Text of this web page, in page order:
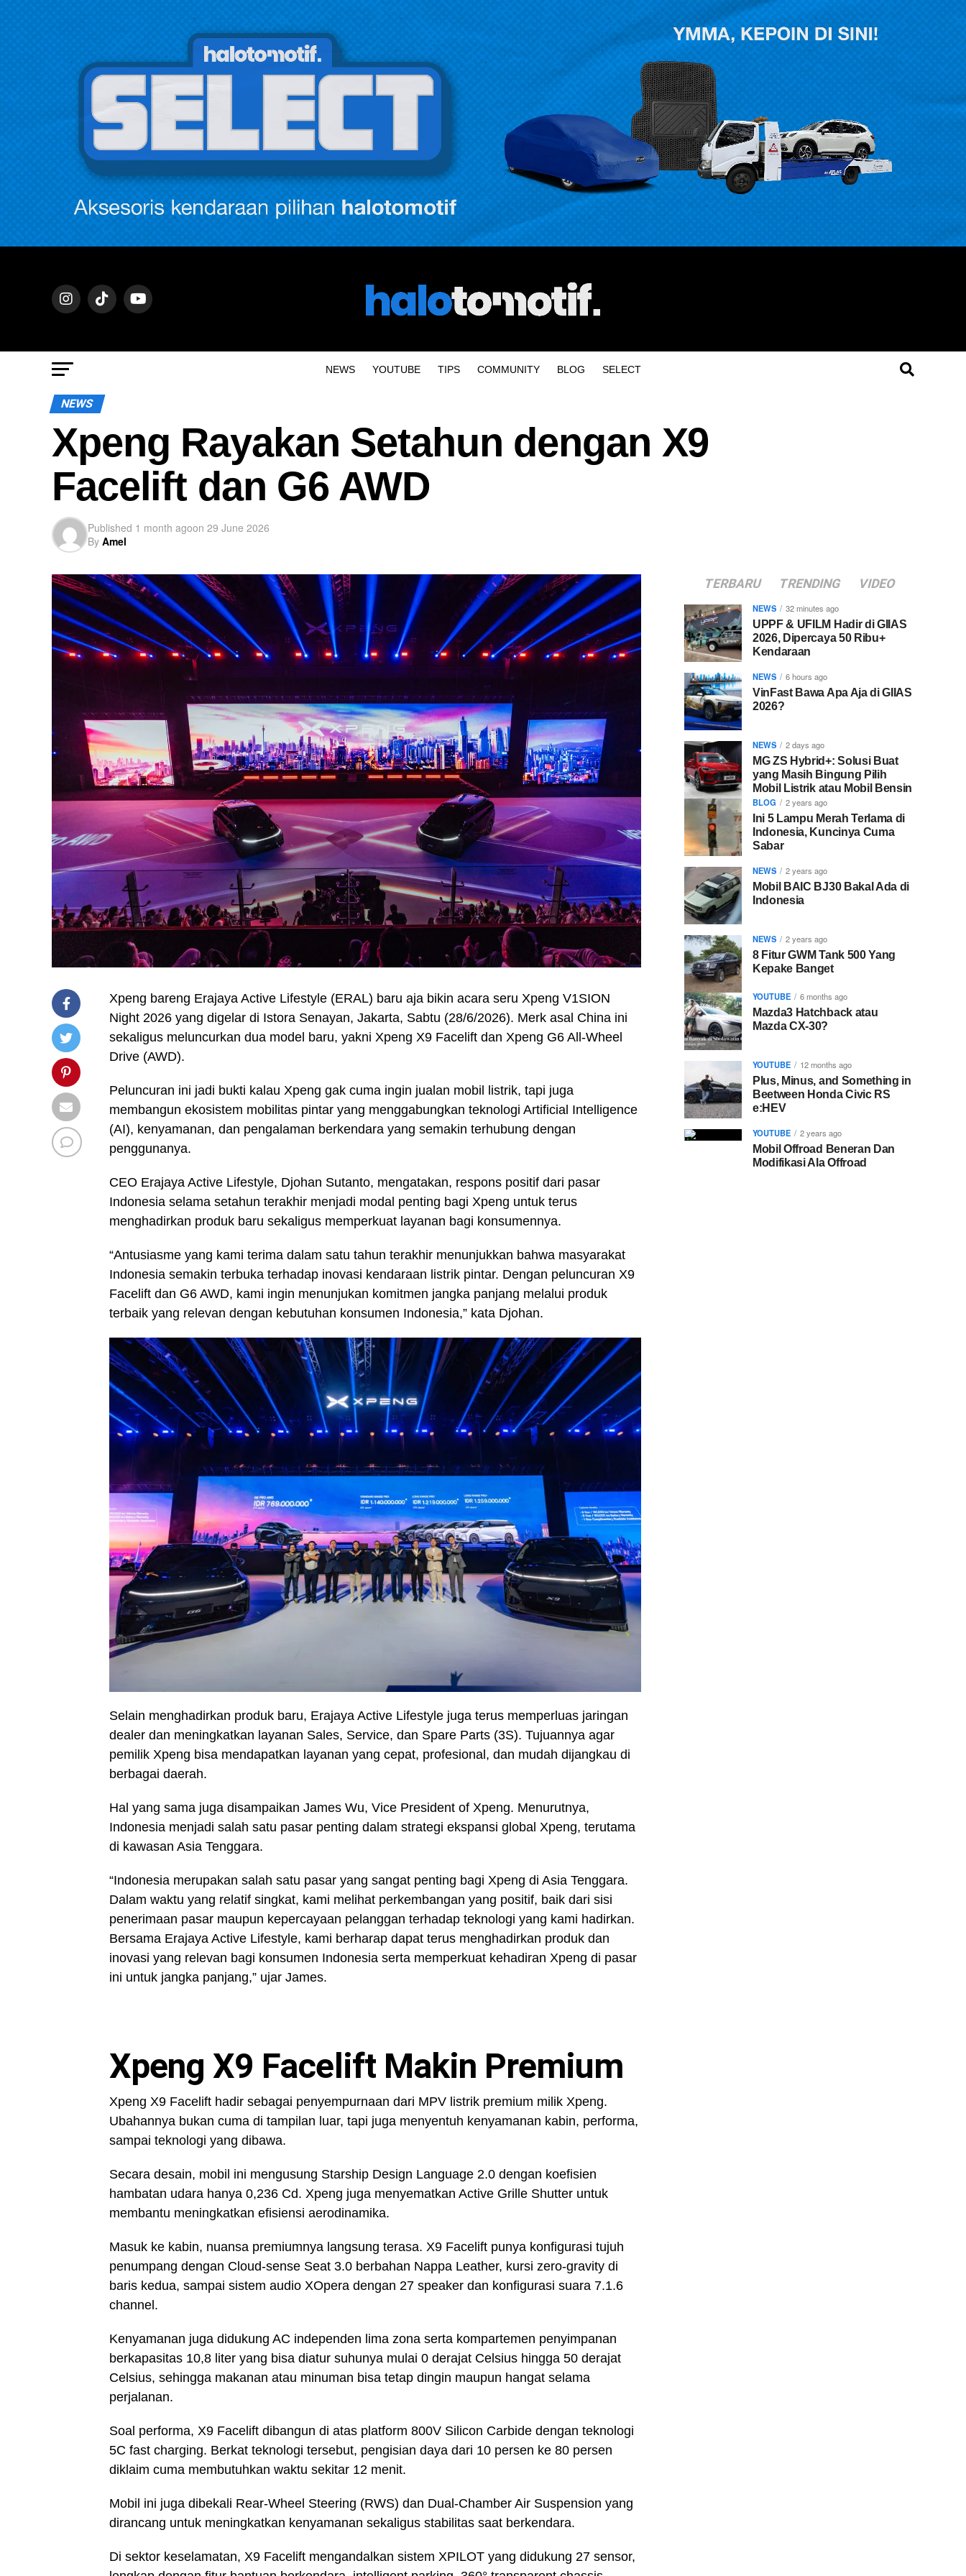
NEWS YOUTUBE TIPS COMMUNITY BLOG SELECT
NEWS
Xpeng Rayakan Setahun dengan X9
Facelift dan G6 AWD
Published 1 month agoon 29 June 2026
By Amel
Xpeng bareng Erajaya Active Lifestyle (ERAL) baru aja bikin acara seru Xpeng V1SION
Night 2026 yang digelar di Istora Senayan, Jakarta, Sabtu (28/6/2026). Merk asal China ini
sekaligus meluncurkan dua model baru, yakni Xpeng X9 Facelift dan Xpeng G6 All-Wheel
Drive (AWD).
Peluncuran ini jadi bukti kalau Xpeng gak cuma ingin jualan mobil listrik, tapi juga
membangun ekosistem mobilitas pintar yang menggabungkan teknologi Artificial Intelligence
(AI), kenyamanan, dan pengalaman berkendara yang semakin terhubung dengan
penggunanya.
CEO Erajaya Active Lifestyle, Djohan Sutanto, mengatakan, respons positif dari pasar
Indonesia selama setahun terakhir menjadi modal penting bagi Xpeng untuk terus
menghadirkan produk baru sekaligus memperkuat layanan bagi konsumennya.
“Antusiasme yang kami terima dalam satu tahun terakhir menunjukkan bahwa masyarakat
Indonesia semakin terbuka terhadap inovasi kendaraan listrik pintar. Dengan peluncuran X9
Facelift dan G6 AWD, kami ingin menunjukan komitmen jangka panjang melalui produk
terbaik yang relevan dengan kebutuhan konsumen Indonesia,” kata Djohan.
Selain menghadirkan produk baru, Erajaya Active Lifestyle juga terus memperluas jaringan
dealer dan meningkatkan layanan Sales, Service, dan Spare Parts (3S). Tujuannya agar
pemilik Xpeng bisa mendapatkan layanan yang cepat, profesional, dan mudah dijangkau di
berbagai daerah.
Hal yang sama juga disampaikan James Wu, Vice President of Xpeng. Menurutnya,
Indonesia menjadi salah satu pasar penting dalam strategi ekspansi global Xpeng, terutama
di kawasan Asia Tenggara.
“Indonesia merupakan salah satu pasar yang sangat penting bagi Xpeng di Asia Tenggara.
Dalam waktu yang relatif singkat, kami melihat perkembangan yang positif, baik dari sisi
penerimaan pasar maupun kepercayaan pelanggan terhadap teknologi yang kami hadirkan.
Bersama Erajaya Active Lifestyle, kami berharap dapat terus menghadirkan produk dan
inovasi yang relevan bagi konsumen Indonesia serta memperkuat kehadiran Xpeng di pasar
ini untuk jangka panjang,” ujar James.
Xpeng X9 Facelift Makin Premium
Xpeng X9 Facelift hadir sebagai penyempurnaan dari MPV listrik premium milik Xpeng.
Ubahannya bukan cuma di tampilan luar, tapi juga menyentuh kenyamanan kabin, performa,
sampai teknologi yang dibawa.
Secara desain, mobil ini mengusung Starship Design Language 2.0 dengan koefisien
hambatan udara hanya 0,236 Cd. Xpeng juga menyematkan Active Grille Shutter untuk
membantu meningkatkan efisiensi aerodinamika.
Masuk ke kabin, nuansa premiumnya langsung terasa. X9 Facelift punya konfigurasi tujuh
penumpang dengan Cloud-sense Seat 3.0 berbahan Nappa Leather, kursi zero-gravity di
baris kedua, sampai sistem audio XOpera dengan 27 speaker dan konfigurasi suara 7.1.6
channel.
Kenyamanan juga didukung AC independen lima zona serta kompartemen penyimpanan
berkapasitas 10,8 liter yang bisa diatur suhunya mulai 0 derajat Celsius hingga 50 derajat
Celsius, sehingga makanan atau minuman bisa tetap dingin maupun hangat selama
perjalanan.
Soal performa, X9 Facelift dibangun di atas platform 800V Silicon Carbide dengan teknologi
5C fast charging. Berkat teknologi tersebut, pengisian daya dari 10 persen ke 80 persen
diklaim cuma membutuhkan waktu sekitar 12 menit.
Mobil ini juga dibekali Rear-Wheel Steering (RWS) dan Dual-Chamber Air Suspension yang
dirancang untuk meningkatkan kenyamanan sekaligus stabilitas saat berkendara.
Di sektor keselamatan, X9 Facelift mengandalkan sistem XPILOT yang didukung 27 sensor,
TERBARU TRENDING VIDEO
NEWS 32 minutes ago
UPPF & UFILM Hadir di GIIAS
2026, Dipercaya 50 Ribu+
Kendaraan
NEWS 6 hours ago
VinFast Bawa Apa Aja di GIIAS
2026?
NEWS 2 days ago
MG ZS Hybrid+: Solusi Buat
yang Masih Bingung Pilih
Mobil Listrik atau Mobil Bensin
BLOG 2 years ago
Ini 5 Lampu Merah Terlama di
Indonesia, Kuncinya Cuma
Sabar
NEWS 2 years ago
Mobil BAIC BJ30 Bakal Ada di
Indonesia
NEWS 2 years ago
8 Fitur GWM Tank 500 Yang
Kepake Banget
YOUTUBE 6 months ago
Mazda3 Hatchback atau
Mazda CX-30?
YOUTUBE 12 months ago
Plus, Minus, and Something in
Beetween Honda Civic RS
e:HEV
YOUTUBE 2 years ago
Mobil Offroad Beneran Dan
Modifikasi Ala Offroad